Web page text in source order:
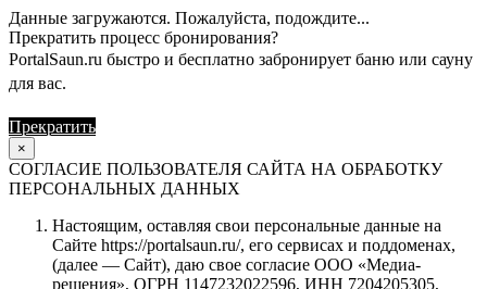
Данные загружаются. Пожалуйста, подождите...
Прекратить процесс бронирования?
PortalSaun.ru быстро и бесплатно забронирует баню или сауну
для вас.
Прекратить
×
СОГЛАСИЕ ПОЛЬЗОВАТЕЛЯ САЙТА НА ОБРАБОТКУ
ПЕРСОНАЛЬНЫХ ДАННЫХ
Настоящим, оставляя свои персональные данные на
Сайте https://portalsaun.ru/, его сервисах и поддоменах,
(далее — Сайт), даю свое согласие ООО «Медиа-
решения», ОГРН 1147232022596, ИНН 7204205305,